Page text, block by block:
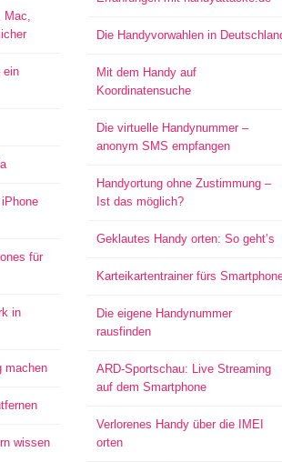
Mac,
ein
für
in
machen
wissen
Die Handyvorwahlen in
Mit dem Handy auf
Koordinatensuche
Die virtuelle Handynummer –
anonym SMS empfangen
Handyortung ohne Zustimmung –
Ist das möglich?
Geklautes Handy orten: So geht’s
Karteikartentrainer fürs
Die eigene Handynummer
rausfinden
ARD-Sportschau: Live Streaming
auf dem Smartphone
Verlorenes Handy über die IMEI
orten